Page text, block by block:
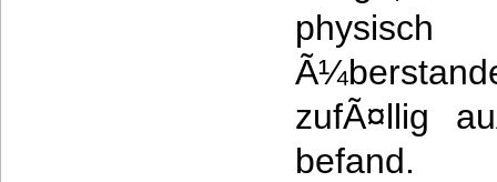
zufÃ¤llig
befand.